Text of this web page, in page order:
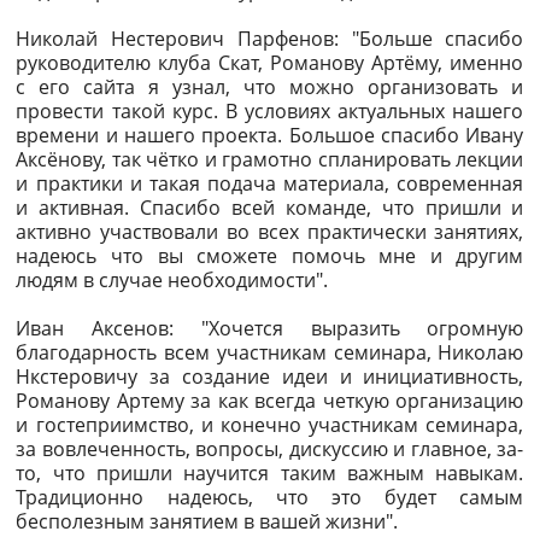
Николай Нестерович Парфенов: "Больше спасибо
руководителю клуба Скат, Романову Артёму, именно
с его сайта я узнал, что можно организовать и
провести такой курс. В условиях актуальных нашего
времени и нашего проекта. Большое спасибо Ивану
Аксёнову, так чётко и грамотно спланировать лекции
и практики и такая подача материала, современная
и активная. Спасибо всей команде, что пришли и
активно участвовали во всех практически занятиях,
надеюсь что вы сможете помочь мне и другим
людям в случае необходимости".
Иван Аксенов: "Хочется выразить огромную
благодарность всем участникам семинара, Николаю
Нкстеровичу за создание идеи и инициативность,
Романову Артему за как всегда четкую организацию
и гостеприимство, и конечно участникам семинара,
за вовлеченность, вопросы, дискуссию и главное, за-
то, что пришли научится таким важным навыкам.
Традиционно надеюсь, что это будет самым
бесполезным занятием в вашей жизни".